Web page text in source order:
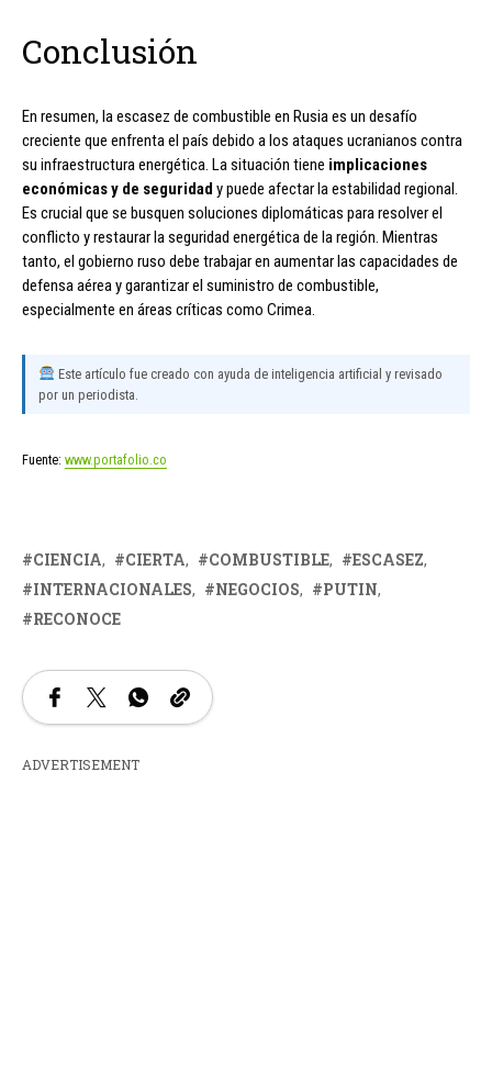
Conclusión
En resumen, la escasez de combustible en Rusia es un desafío
creciente que enfrenta el país debido a los ataques ucranianos contra
su infraestructura energética. La situación tiene implicaciones
económicas y de seguridad y puede afectar la estabilidad regional.
Es crucial que se busquen soluciones diplomáticas para resolver el
conflicto y restaurar la seguridad energética de la región. Mientras
tanto, el gobierno ruso debe trabajar en aumentar las capacidades de
defensa aérea y garantizar el suministro de combustible,
especialmente en áreas críticas como Crimea.
Este artículo fue creado con ayuda de inteligencia artificial y revisado
por un periodista.
Fuente: www.portafolio.co
CIENCIA CIERTA COMBUSTIBLE
ESCASEZ
INTERNACIONALES
NEGOCIOS
PUTIN
RECONOCE
ADVERTISEMENT